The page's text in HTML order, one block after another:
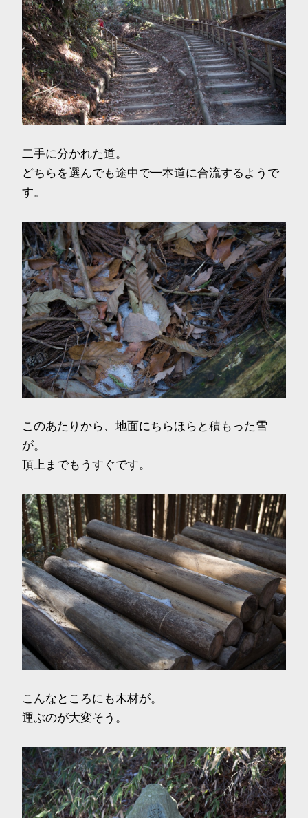
二手に分かれた道。
どちらを選んでも途中で一本道に合流するようで
す。
このあたりから、地面にちらほらと積もった雪
が。
頂上までもうすぐです。
こんなところにも木材が。
運ぶのが大変そう。